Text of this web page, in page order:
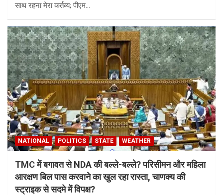
साथ रहना मेरा कर्तव्य; पीएम…
NATIONAL POLITICS STATE WEATHER
TMC में बगावत से NDA की बल्ले-बल्ले? परिसीमन और महिला
आरक्षण बिल पास करवाने का खुल रहा रास्ता, चाणक्य की
स्ट्राइक से सदमे में विपक्ष?